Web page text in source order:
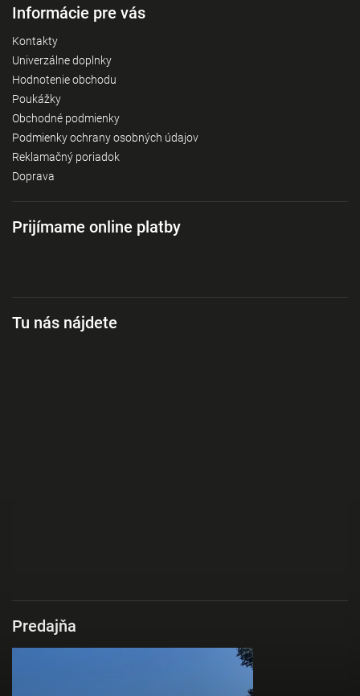
Informácie pre vás
Kontakty
Univerzálne doplnky
Hodnotenie obchodu
Poukážky
Obchodné podmienky
Podmienky ochrany osobných údajov
Reklamačný poriadok
Doprava
Prijímame online platby
Tu nás nájdete
Predajňa